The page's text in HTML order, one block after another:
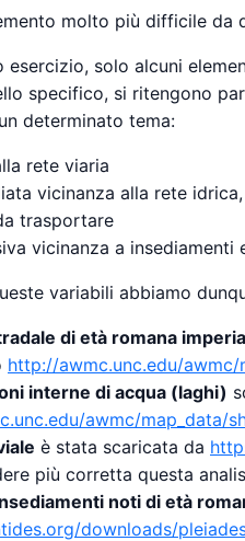
molto più difficile
esercizio, solo alcuni
specifico, si ritengono
determinato tema:
rete viaria
vicinanza alla rete
trasportare
vicinanza a insediamenti
variabili abbiamo
di età romana
http://awmc.unc.edu/
interne di acqua (laghi)
awmc/map_data/
è stata scaricata da
più corretta questa
noti di età
downloads/